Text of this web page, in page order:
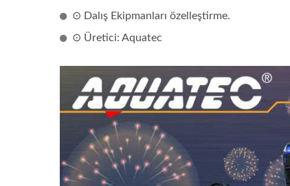
⊙ Dalış Ekipmanları özelleştirme.
⊙ Üretici: Aquatec